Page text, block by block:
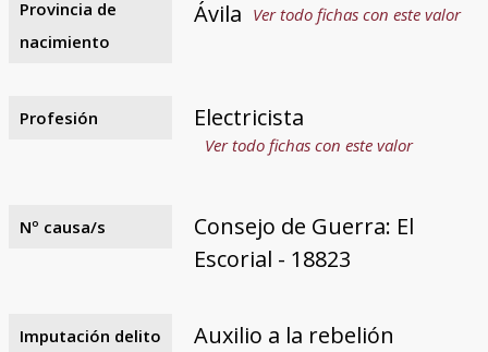
Provincia de
nacimiento
Ávila Ver todo fichas con este valor
Profesión Electricista
Ver todo fichas con este valor
Nº causa/s
Consejo de Guerra: El
Escorial - 18823
Imputación delito Auxilio a la rebelión